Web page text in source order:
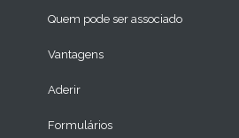
Quem pode ser associado
Vantagens
Aderir
Formulários